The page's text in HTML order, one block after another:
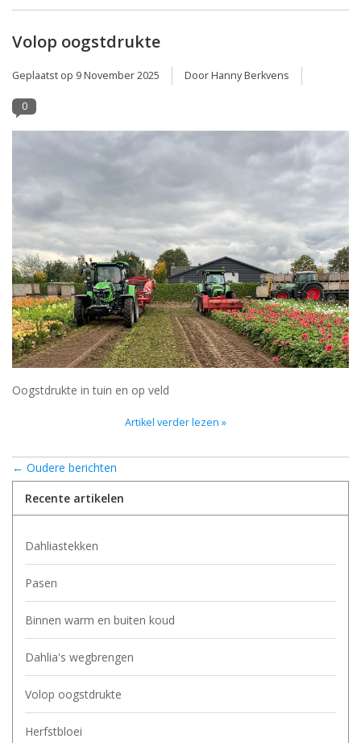
Volop oogstdrukte
Geplaatst op 9 November 2025 Door Hanny Berkvens
0
Oogstdrukte in tuin en op veld
Artikel verder lezen »
← Oudere berichten
Recente artikelen
Dahliastekken
Pasen
Binnen warm en buiten koud
Dahlia's wegbrengen
Volop oogstdrukte
Herfstbloei